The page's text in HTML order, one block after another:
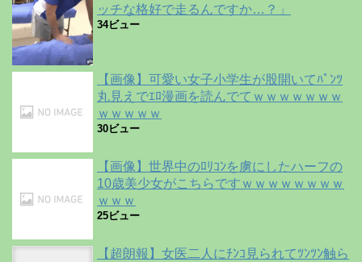
ッチな格好で走るんですか…？」
34ビュー
【画像】可愛い女子小学生が股開いてﾊﾟﾝﾂ
丸見えでｴﾛ漫画を読んでてｗｗｗｗｗｗｗ
ｗｗｗｗｗ
30ビュー
【画像】世界中のﾛﾘｺﾝを虜にしたハーフの
10歳美少女がこちらですｗｗｗｗｗｗｗｗ
ｗｗｗ
25ビュー
【超朗報】女医二人にﾁﾝｺ見られてﾂﾝﾂﾝ触ら